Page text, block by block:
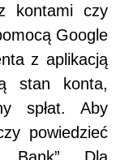
kontami czy
Google
z aplikacją
stan konta,
spłat. Aby
powiedzieć